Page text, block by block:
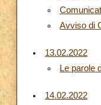
Avviso di
13.02.2022
Le parole
14.02.2022